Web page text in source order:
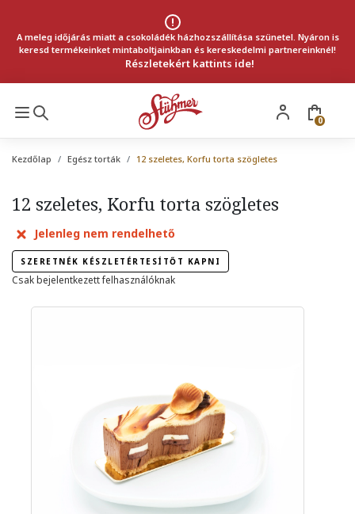
A meleg időjárás miatt a csokoládék házhozszállítása szünetel. Nyáron is
keresd termékeinket mintaboltjainkban és kereskedelmi partnereinknél!
Részletekért kattints ide!
0
Kezdőlap Egész torták 12 szeletes, Korfu torta szögletes
12 szeletes, Korfu torta szögletes
Jelenleg nem rendelhető
SZERETNÉK KÉSZLETÉRTESÍTŐT KAPNI
Csak bejelentkezett felhasználóknak